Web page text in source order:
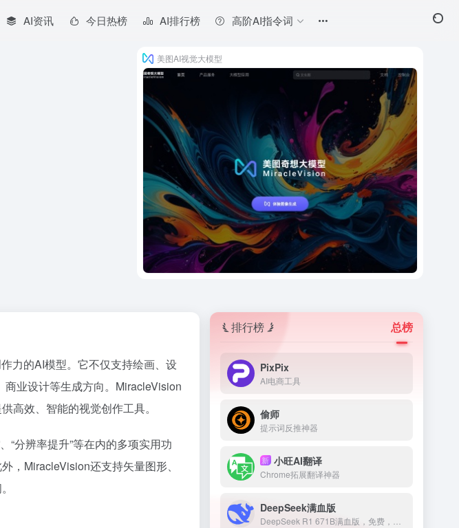
AI资讯 今日热榜 AI排行榜 高阶AI指令词
美图AI视觉大模型
力的AI模型。它不仅支持绘画、设
业设计等生成方向。MiracleVision
高效、智能的视觉创作工具。
“分辨率提升”等在内的多项实用功
，MiracleVision还支持矢量图形、
排行榜 总榜
PixPix
AI电商工具
偷师
提示词反推神器
新 小旺AI翻译
Chrome拓展翻译神器
DeepSeek满血版